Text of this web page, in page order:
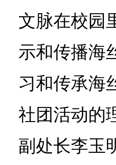
文脉在校园
示和传播海
习和传承海
社团活动的
副处长李玉